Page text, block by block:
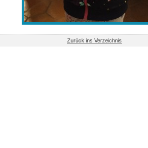
Zurück ins Verzeichnis